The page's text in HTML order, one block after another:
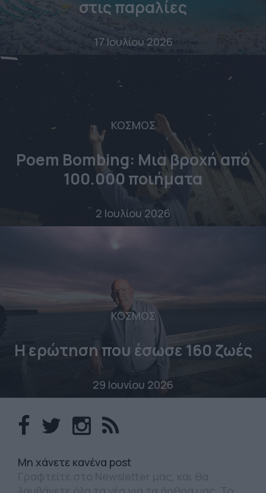
στις παραλίες
17 Ιουλίου 2026
ΚΟΣΜΟΣ
Poem Bombing: Mια βροχή από
100.000 ποιήματα
2 Ιουλίου 2026
ΚΟΣΜΟΣ
Η ερώτηση που έσωσε 160 ζωές
29 Ιουνίου 2026
Mη χάνετε κανένα post